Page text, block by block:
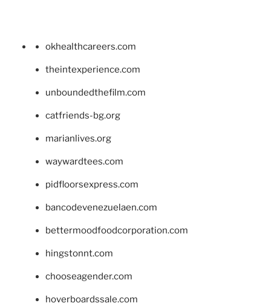
okhealthcareers.com
theintexperience.com
unboundedthefilm.com
catfriends-bg.org
marianlives.org
waywardtees.com
pidfloorsexpress.com
bancodevenezuelaen.com
bettermoodfoodcorporation.com
hingstonnt.com
chooseagender.com
hoverboardssale.com